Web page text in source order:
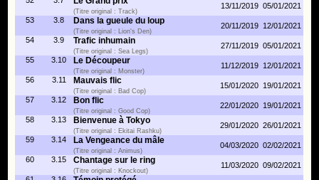
(Titre original : Track)
13/11/2019 05/01/2021
53
3.8 Dans la gueule du loup
(Titre original : Lion's Den)
20/11/2019
12/01/2021
54
3.9 Trafic inhumain
(Titre original : Sea Legs)
27/11/2019 05/01/2021
55
3.10 Le Découpeur
(Titre original : Monster)
11/12/2019
12/01/2021
56
3.11 Mauvais flic
(Titre original : Bad Cop)
15/01/2020 19/01/2021
57
3.12 Bon flic
(Titre original : Good Cop)
22/01/2020 19/01/2021
58
3.13 Bienvenue à Tokyo
(Titre original : Ekitai Rashku)
29/01/2020 26/01/2021
59
3.14 La Vengeance du mâle
(Titre original : Animus)
04/03/2020 02/02/2021
60
3.15 Chantage sur le ring
(Titre original : Knockout)
11/03/2020 09/02/2021